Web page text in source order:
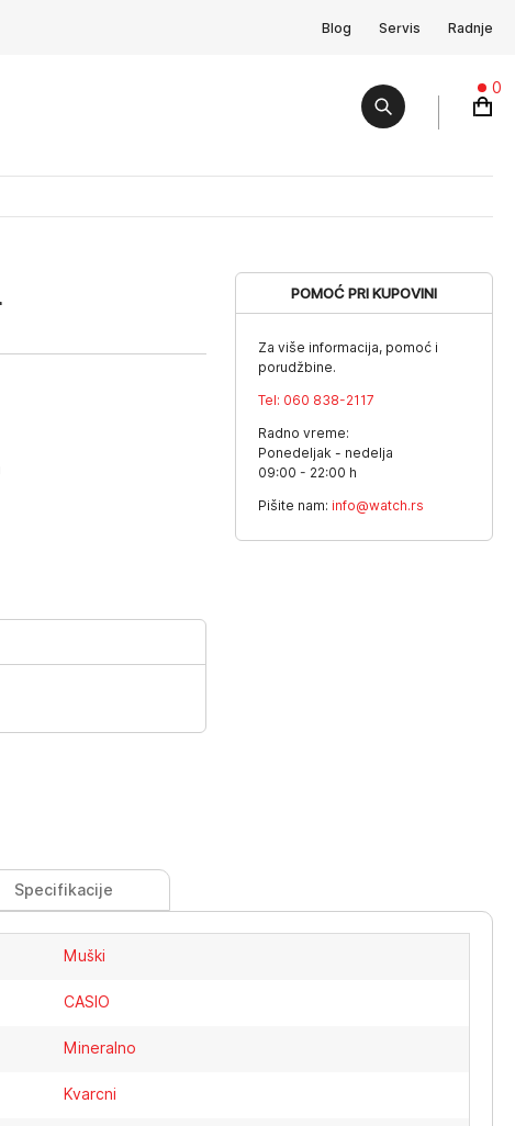
Blog Servis Radnje
0
POMOĆ PRI KUPOVINI
Za više informacija, pomoć i
porudžbine.
Tel: 060 838-2117
Radno vreme:
Ponedeljak - nedelja
09:00 - 22:00 h
Pišite nam: info@watch.rs
Specifikacije
Muški
CASIO
Mineralno
Kvarcni